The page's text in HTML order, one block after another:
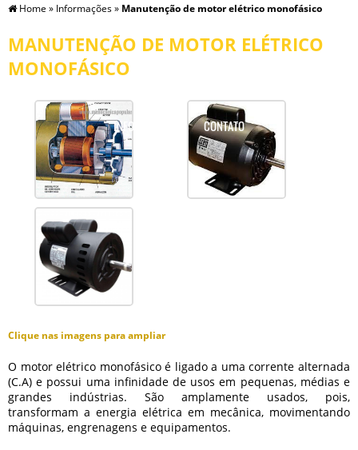
HOME EMPRESA SERVIÇOS PRODUTOS
INFORMAÇÕES CONTATO
Home » Informações» Manutenção de motor elétrico monofásico
MANUTENÇÃO DE MOTOR ELÉTRICO
MONOFÁSICO
Clique nas imagens para ampliar
O motor elétrico monofásico é ligado a uma corrente alternada
(C.A) e possui uma infinidade de usos em pequenas, médias e
grandes indústrias. São amplamente usados, pois,
transformam a energia elétrica em mecânica, movimentando
máquinas, engrenagens e equipamentos.